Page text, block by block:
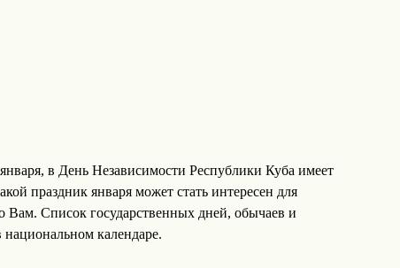
в День Независимости Республики Куба имеет
праздник января может стать интересен для
Вам. Список государственных дней, обычаев и
календаре.